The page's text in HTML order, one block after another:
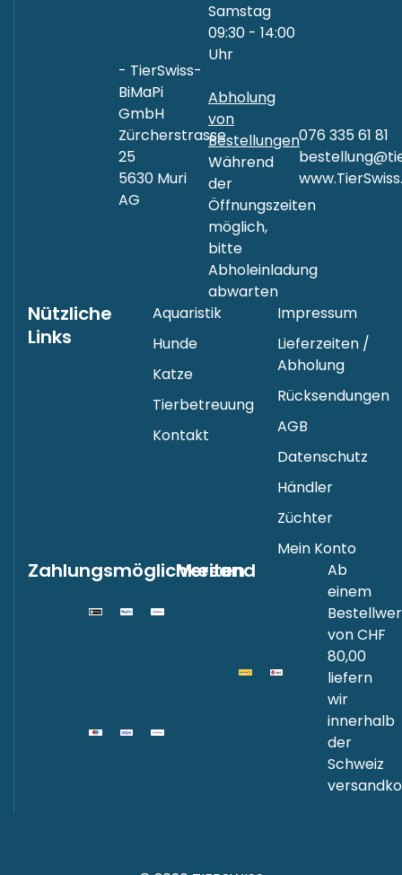
- TierSwiss-
BiMaPi
GmbH
Zürcherstrasse
25
5630 Muri
AG
Samstag
09:30 - 14:00
Uhr
Abholung
von
Bestellungen
Während
der
Öffnungszeiten
möglich,
bitte
Abholeinladung
abwarten
076 335 61 81
Nützliche
Links
Aquaristik
Hunde
Katze
Tierbetreuung
Kontakt
Impressum
Lieferzeiten /
Abholung
Rücksendungen
AGB
Datenschutz
Händler
Züchter
Mein Konto
Zahlungsmöglichkeiten
Versand
Ab
einem
von CHF
80,00
liefern
wir
innerhalb
der
Schweiz